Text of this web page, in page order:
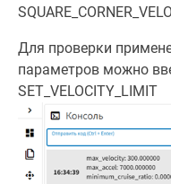
Для проверки
параметров можно
SET_VELOCITY_LIMIT